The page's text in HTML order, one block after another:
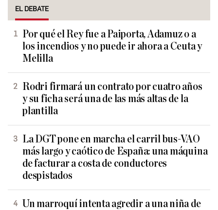
EL DEBATE
Por qué el Rey fue a Paiporta, Adamuz o a
los incendios y no puede ir ahora a Ceuta y
Melilla
Rodri firmará un contrato por cuatro años
y su ficha será una de las más altas de la
plantilla
La DGT pone en marcha el carril bus-VAO
más largo y caótico de España: una máquina
de facturar a costa de conductores
despistados
Un marroquí intenta agredir a una niña de